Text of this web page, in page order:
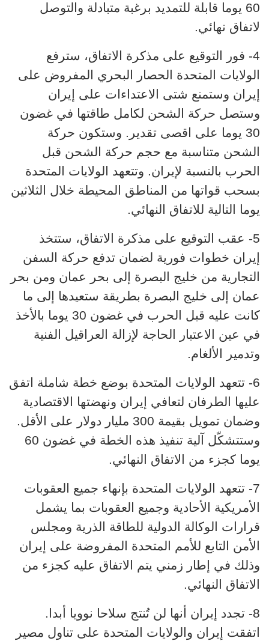
60 يوما قابلة للتمديد برغبة متبادلة والتوصل
لاتفاق نهائي.
4- فور التوقيع على مذكرة الاتفاق، سترفع
الولايات المتحدة الحصار البحري المفروض على
إيران وستمنع شتى الاعتداءات على إيران
وستصل حركة الشحن لكامل طاقتها في غضون
30 يوما على اقصى تقدير. و
ستكون حركة
الشحن متناسبة مع حجم حركة الشحن قبل
الحرب بالنسبة لإيران. وتتعهد الولايات المتحدة
بسحب قواتها من المناطق المحيطة خلال الثلاثين
يوما التالية للاتفاق النهائي.
5- عقب التوقيع على مذكرة الاتفاق، ستتخذ
إيران خطوات فورية لضمان تدفع حركة السفن
التجارية من خليج البصرة إلى بحر عمان ومن بحر
عمان إلى خليج البصرة بطريقة ستعيدها إلى ما
كانت عليه قبل الحرب في غضون 30 يوما بالأخذ
في عين الاعتبار الحاجة لإزالة العراقيل الفنية
وتدمير الألغام.
6- تتعهد الولايات المتحدة بوضع خطة شاملة اتفق
عليها الطرفان لتعافي إيران ونهضتها الاقتصادية
وضمان تمويل بقيمة 300 مليار دولار على الأقل.
وستتشكّل آلية تنفيذ هذه الخطة في غضون 60
يوما كجزء من الاتفاق النهائي.
7- تتعهد الولايات المتحدة بإنهاء جميع العقوبات
الأمريكية الأحادية وجميع العقوبات بما يشمل
قرارات الوكالة الدولية للطاقة الذرية ومجلس
الأمن التابع للأمم المتحدة المفروضة على إيران
وذلك في إطار زمني يتم الاتفاق عليه كجزء من
الاتفاق النهائي.
8- تجدد إيران أنها لن تُنتج سلاحا نوويا أبدا.
اتفقت إيران والولايات المتحدة على تناول مصير